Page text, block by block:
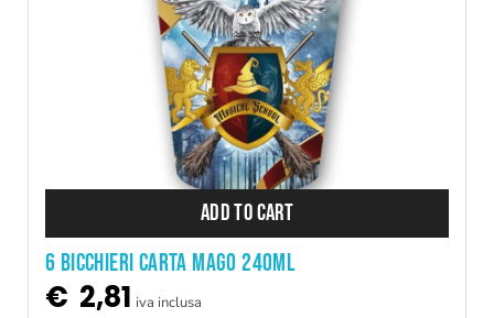
ADD TO CART
6 BICCHIERI CARTA MAGO 240ML
€ 2,81 iva inclusa